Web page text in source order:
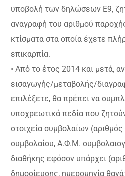
υποβολή των δηλώσεων Ε9,
αναγραφή του αριθμού
κτίσματα στα οποία έχετε
επικαρπία.
• Από το έτος 2014 και μετά,
εισαγωγής/μεταβολής/
επιλέξετε, θα πρέπει να
υποχρεωτικά πεδία που
στοιχεία συμβολαίων (αριθμός
συμβολαίου, Α.Φ.Μ.
διαθήκης εφόσον υπάρχει
δημοσίευσης, ημερομηνία